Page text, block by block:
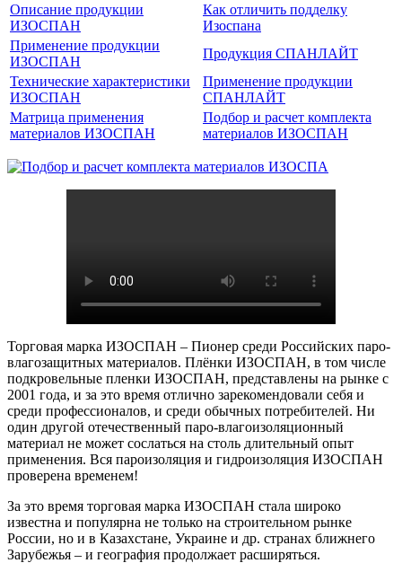
Описание продукции
ИЗОСПАН
Как отличить подделку
Изоспана
Применение продукции
ИЗОСПАН
Продукция СПАНЛАЙТ
Технические характеристики
ИЗОСПАН
Применение продукции
СПАНЛАЙТ
Матрица применения
материалов ИЗОСПАН
Подбор и расчет комплекта
материалов ИЗОСПАН
Торговая марка ИЗОСПАН – Пионер среди Российских паро-
влагозащитных материалов. Плёнки ИЗОСПАН, в том числе
подкровельные пленки ИЗОСПАН, представлены на рынке с
2001 года, и за это время отлично зарекомендовали себя и
среди профессионалов, и среди обычных потребителей. Ни
один другой отечественный паро-влагоизоляционный
материал не может сослаться на столь длительный опыт
применения. Вся пароизоляция и гидроизоляция ИЗОСПАН
проверена временем!
За это время торговая марка ИЗОСПАН стала широко
известна и популярна не только на строительном рынке
России, но и в Казахстане, Украине и др. странах ближнего
Зарубежья – и география продолжает расширяться.